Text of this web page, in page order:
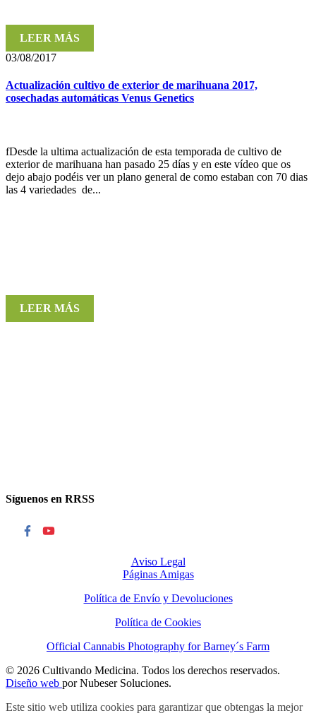
LEER MÁS
03/08/2017
Actualización cultivo de exterior de marihuana 2017,
cosechadas automáticas Venus Genetics
fDesde la ultima actualización de esta temporada de cultivo de
exterior de marihuana han pasado 25 días y en este vídeo que os
dejo abajo podéis ver un plano general de como estaban con 70 dias
las 4 variedades de...
LEER MÁS
Síguenos en RRSS
Aviso Legal
Páginas Amigas
Política de Envío y Devoluciones
Política de Cookies
Official Cannabis Photography for Barney´s Farm
© 2026 Cultivando Medicina. Todos los derechos reservados.
Diseño web por Nubeser Soluciones.
Este sitio web utiliza cookies para garantizar que obtengas la mejor